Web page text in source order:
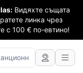
Видяхте същата
линка чрез
с 100 € по-евтино!